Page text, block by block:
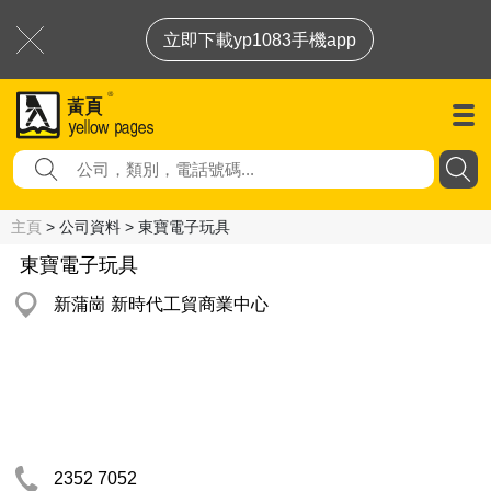
立即下載yp1083手機app
主頁 > 公司資料 > 東寶電子玩具
東寶電子玩具
新蒲崗 新時代工貿商業中心
2352 7052